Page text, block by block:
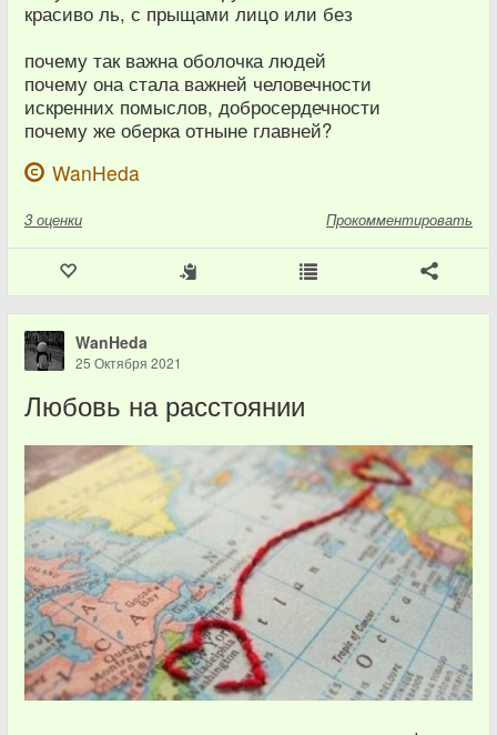
красиво ль, с прыщами лицо или без
почему так важна оболочка людей
почему она стала важней человечности
искренних помыслов, добросердечности
почему же оберка отныне главней?
WanHeda
3 оценки Прокомментировать
WanHeda
25 Октября 2021
Любовь на расстоянии